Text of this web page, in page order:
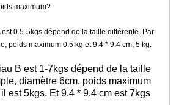
maximum?
est 0.5-5kgs dépend de la taille différente. Par
poids maximum 0.5 kg et 9.4 * 9.4 cm, 5 kg.
est 1-7kgs dépend de la taille
diamètre 6cm, poids maximum
est 5kgs. Et 9.4 * 9.4 cm est 7kgs